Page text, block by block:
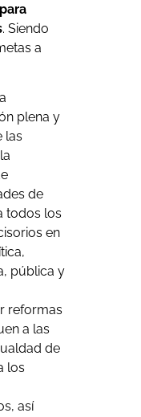
. Siendo
a
plena y
las
de
todos los
en
pública y
reformas
a las
de
los
así